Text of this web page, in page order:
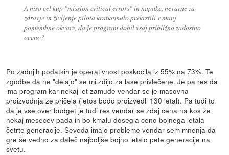
A niso cel kup "mission critical errors" in napake, nevarne za
zdravje in življenje pilota kratkomalo prekrstili v manj
pomembne okvare, da je program dobil vsaj približno zadostno
oceno?
Po zadnjih podatkih je operativnost poskočila iz 55% na 73%. Te
zgodbe da ne "delajo" se mi zdijo za lase privlečene. Je pa res da
ima program kar nekaj let zamude vendar se je masovna
proizvodnja že pričela (letos bodo proizvedli 130 letal). Pa tudi to
da je vse over budget je tudi res vendar se zdaj cena na kos že
nekaj mesecev pada in bo kmalu dosegla ceno bojnega letala
četrte generacije. Seveda imajo probleme vendar sem mnenja da
gre še vedno za daleč najboljše bojno letalo pete generacije na
svetu.